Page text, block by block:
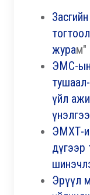
тогтоол
журам"
ЭМС-ын
үйл
ЭМХТ-
дүгээр
Эрүүл